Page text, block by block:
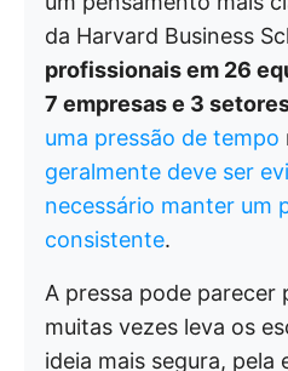
da Harvard Business
profissionais em 26
7 empresas e 3
uma pressão de tempo
geralmente deve ser
necessário manter um
consistente.
A pressa pode parecer
muitas vezes leva os
ideia mais segura, pela